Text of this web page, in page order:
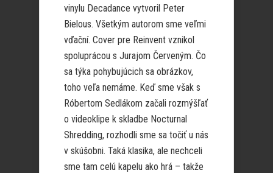
vinylu Decadance vytvoril Peter
Bielous. Všetkým autorom sme veľmi
vďační. Cover pre Reinvent vznikol
spoluprácou s Jurajom Červeným. Čo
sa týka pohybujúcich sa obrázkov,
toho veľa nemáme. Keď sme však s
Róbertom Sedlákom začali rozmýšľať
o videoklipe k skladbe Nocturnal
Shredding, rozhodli sme sa točiť u nás
v skúšobni. Taká klasika, ale nechceli
sme tam celú kapelu ako hrá – takže